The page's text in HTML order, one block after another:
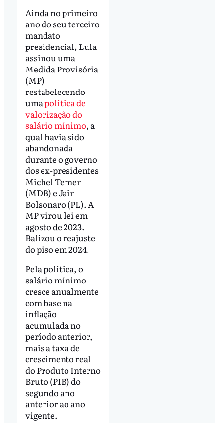
Ainda no primeiro
ano do seu terceiro
mandato
presidencial, Lula
assinou uma
Medida Provisória
(MP)
restabelecendo
umapolítica de
valorização do
salário mínimo, a
qual havia sido
abandonada
durante o governo
dos ex-presidentes
Michel Temer
(MDB) e Jair
Bolsonaro (PL). A
MP virou lei em
agosto de 2023.
Balizou o reajuste
do piso em 2024.
Pela política, o
salário mínimo
cresce anualmente
com base na
inflação
acumulada no
período anterior,
mais a taxa de
crescimento real
do Produto Interno
Bruto (PIB) do
segundo ano
anterior ao ano
vigente.